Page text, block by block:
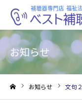
お知らせ
お知らせ 文句２